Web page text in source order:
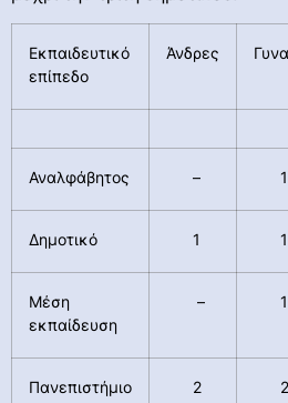
Εκπαιδευτικό
επίπεδο
Άνδρες
Αναλφάβητος – 1
Δημοτικό 1 1
Μέση
εκπαίδευση
– 1
Πανεπιστήμιο 2 2